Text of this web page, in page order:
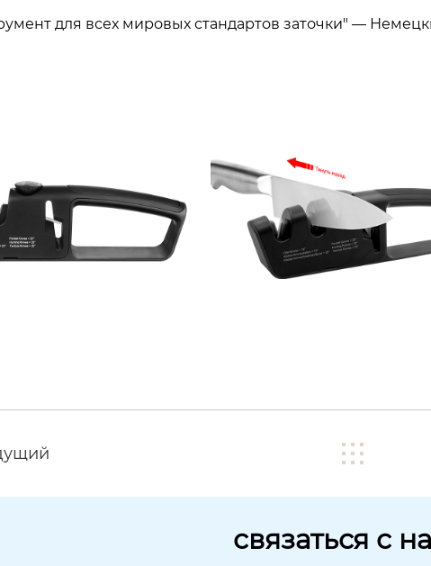
для всех мировых стандартов заточки" —
связаться с